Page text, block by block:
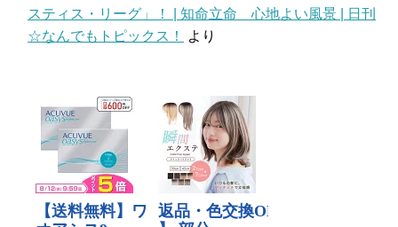
スティス・リーグ」！ | 知命立命 心地よい風景 | 日刊
☆なんでもトピックス！
より